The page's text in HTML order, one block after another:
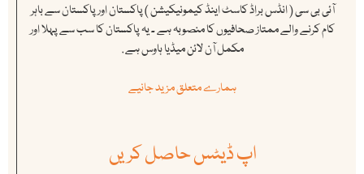
آئی بی سی ( انڈس براڈ کاسٹ اینڈ کیمونیکیشن ) پاکستان اور پاکستان سے باہر
کام کرنے والے ممتاز صحافیوں کا منصوبہ ہے ۔ یہ پاکستان کا سب سے پہلا اور
مکمل آن لائن میڈیا ہاوس ہے .
ہمارے متعلق مزید جانیے
اپ ڈیٹس حاصل کریں